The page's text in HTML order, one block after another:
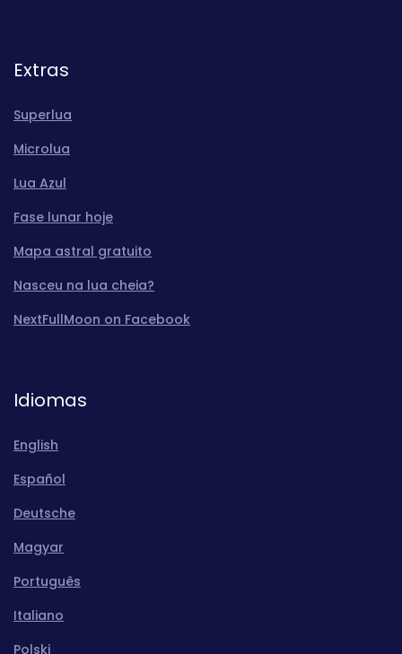
Extras
Superlua
Microlua
Lua Azul
Fase lunar hoje
Mapa astral gratuito
Nasceu na lua cheia?
NextFullMoon on Facebook
Idiomas
English
Español
Deutsche
Magyar
Português
Italiano
Polski